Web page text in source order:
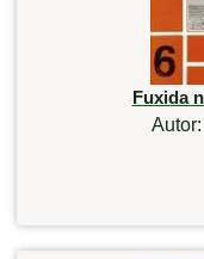
Fuxida
Autor: